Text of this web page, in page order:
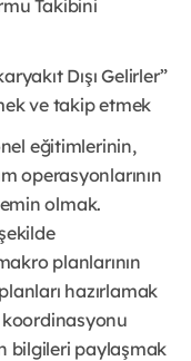
Takibini
Dışı Gelirler”
ve takip etmek
eğitimlerinin,
operasyonlarının
olmak.
planlarının
hazırlamak
bilgileri paylaşmak